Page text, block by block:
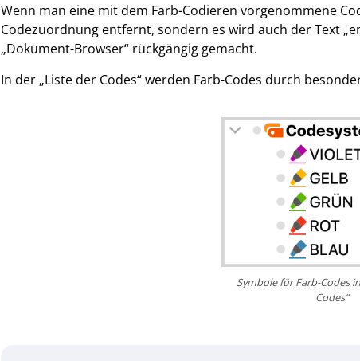
Wenn man eine mit dem Farb-Codieren vorgenommene
Codezuordnung entfernt, sondern es wird auch der Text
„Dokument-Browser“ rückgängig gemacht.
In der „Liste der Codes“ werden Farb-Codes durch
Symbole für Farb-Codes
Codes“